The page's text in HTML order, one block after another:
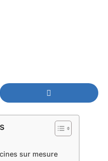
sur mesure